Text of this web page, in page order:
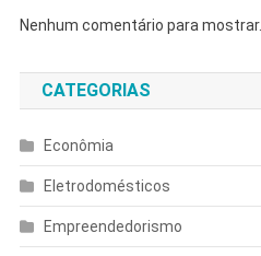
Nenhum comentário para mostrar.
CATEGORIAS
Econômia
Eletrodomésticos
Empreendedorismo